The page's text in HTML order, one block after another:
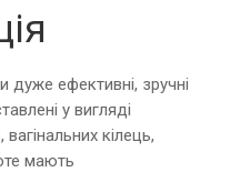
дуже ефективні, зручні
у вигляді
вагінальних кілець,
мають